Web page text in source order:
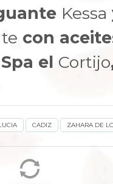
Kessa
con
el Cortijo
CADIZ ZAHARA DE